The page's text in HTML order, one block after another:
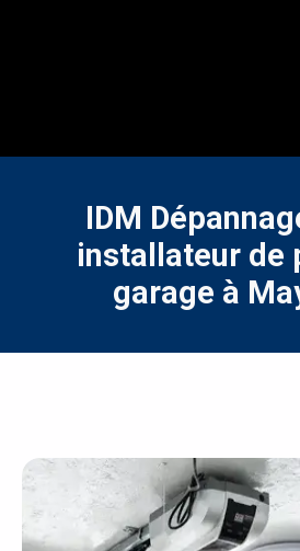
IDM
installateur de
garage à